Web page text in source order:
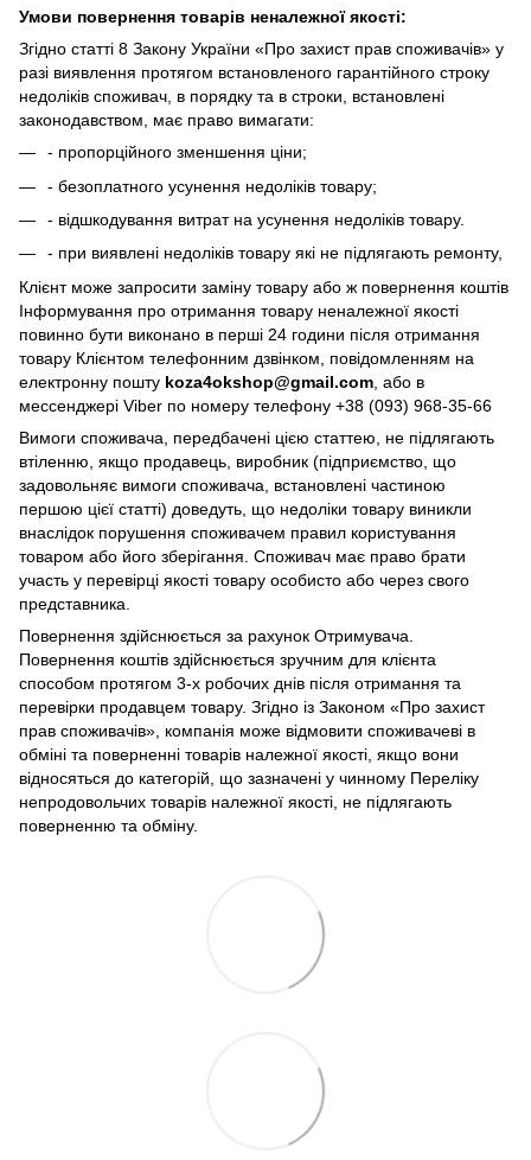
Умови повернення товарів неналежної якості:
Згідно статті 8 Закону України «Про захист прав споживачів» у
разі виявлення протягом встановленого гарантійного строку
недоліків споживач, в порядку та в строки, встановлені
законодавством, має право вимагати:
- пропорційного зменшення ціни;
- безоплатного усунення недоліків товару;
- відшкодування витрат на усунення недоліків товару.
- при виявлені недоліків товару які не підлягають ремонту,
Клієнт може запросити заміну товару або ж повернення коштів
Інформування про отримання товару неналежної якості
повинно бути виконано в перші 24 години після отримання
товару Клієнтом телефонним дзвінком, повідомленням на
електронну пошту koza4okshop@gmail.com , або в
мессенджері Viber по номеру телефону +38 (093) 968-35-66
Вимоги споживача, передбачені цією статтею, не підлягають
втіленню, якщо продавець, виробник (підприємство, що
задовольняє вимоги споживача, встановлені частиною
першою цієї статті) доведуть, що недоліки товару виникли
внаслідок порушення споживачем правил користування
товаром або його зберігання. Споживач має право брати
участь у перевірці якості товару особисто або через свого
представника.
Повернення здійснюється за рахунок Отримувача.
Повернення коштів здійснюється зручним для клієнта
способом протягом 3-х робочих днів після отримання та
перевірки продавцем товару. Згідно із Законом «Про захист
прав споживачів», компанія може відмовити споживачеві в
обміні та поверненні товарів належної якості, якщо вони
відносяться до категорій, що зазначені у чинному Переліку
непродовольчих товарів належної якості, не підлягають
поверненню та обміну.